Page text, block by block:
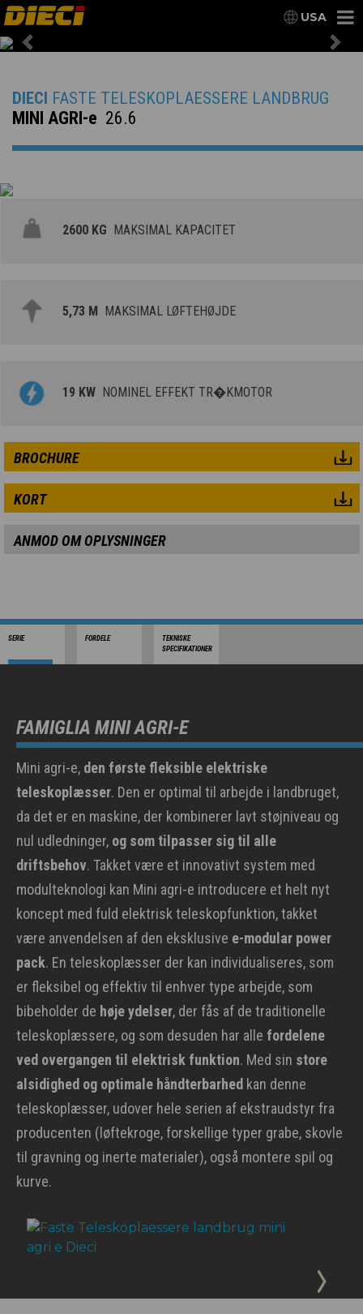
USA
Previous
DIECI FASTE TELESKOPLAESSERE LANDBRUG
MINI AGRI-e 26.6
2600 KG MAKSIMAL KAPACITET
5,73 M MAKSIMAL LØFTEHØJDE
19 KW NOMINEL EFFEKT TR�KMOTOR
BROCHURE
KORT
ANMOD OM OPLYSNINGER
SERIE FORDELE
TEKNISKE
SPECIFIKATIONER
FAMIGLIA MINI AGRI-E
Mini agri-e, den første fleksible elektriske
teleskoplæsser. Den er optimal til arbejde i landbruget,
da det er en maskine, der kombinerer lavt støjniveau og
nul udledninger, og som tilpasser sig til alle
driftsbehov. Takket være et innovativt system med
modulteknologi kan Mini agri-e introducere et helt nyt
koncept med fuld elektrisk teleskopfunktion, takket
være anvendelsen af den eksklusive e-modular power
pack. En teleskoplæsser der kan individualiseres, som
er fleksibel og effektiv til enhver type arbejde, som
bibeholder de høje ydelser, der fås af de traditionelle
teleskoplæssere, og som desuden har alle fordelene
ved overgangen til elektrisk funktion. Med sin store
alsidighed og optimale håndterbarhed kan denne
teleskoplæsser, udover hele serien af ekstraudstyr fra
producenten (løftekroge, forskellige typer grabe, skovle
til gravning og inerte materialer), også montere spil og
kurve.